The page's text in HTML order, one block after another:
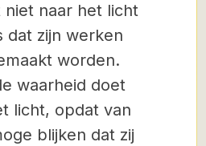
niet naar het licht
dat zijn werken
worden.
waarheid doet
licht, opdat van
blijken dat zij